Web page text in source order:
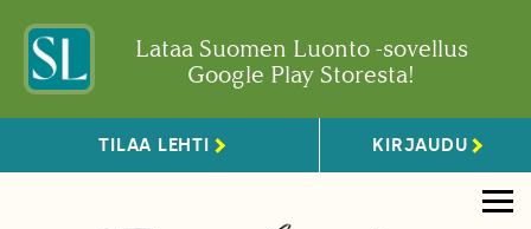
Lataa Suomen Luonto -sovellus
Google Play Storesta!
TILAA LEHTI KIRJAUDU